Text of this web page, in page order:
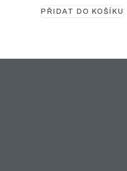
PŘIDAT DO KOŠÍKU